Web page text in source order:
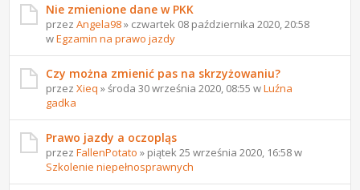
Nie zmienione dane w PKK
przezAngela98» czwartek 08 października 2020, 20:58
wEgzamin na prawo jazdy
Czy można zmienić pas na skrzyżowaniu?
przezXieq » środa 30 września 2020, 08:55 wLuźna
gadka
Prawo jazdy a oczopląs
przezFallenPotato » piątek 25 września 2020, 16:58 w
Szkolenie niepełnosprawnych